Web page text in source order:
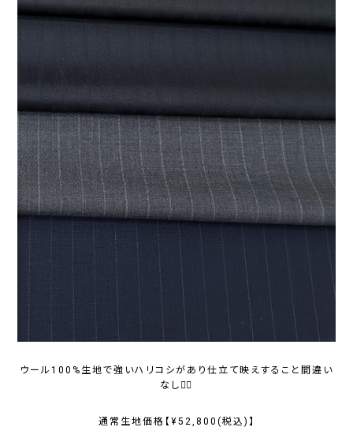
ウール100%生地で強いハリコシがあり仕立て映えすること間違い
なし☝🏻
通常生地価格【¥52,800(税込)】